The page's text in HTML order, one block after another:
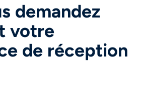
demandez
votre
de réception